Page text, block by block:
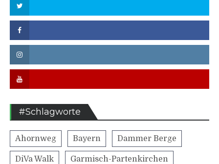
#Schlagworte
Ahornweg Bayern Dammer Berge
DiVa Walk Garmisch-Partenkirchen